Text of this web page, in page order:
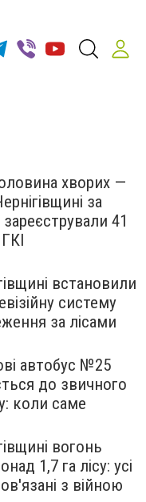
хворих —
за
41
встановили
систему
за лісами
автобус №25
до звичного
коли саме
вогонь
1,7 га лісу: усі
з війною